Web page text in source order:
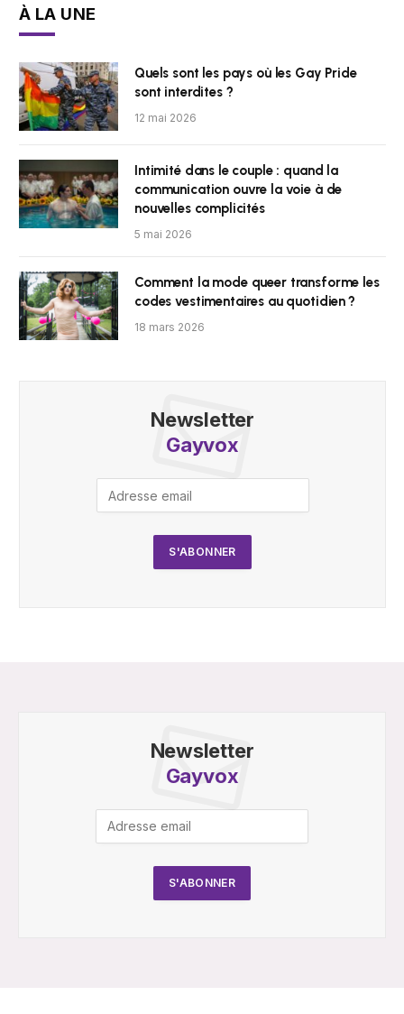
À LA UNE
Quels sont les pays où les Gay Pride
sont interdites ?
12 mai 2026
Intimité dans le couple : quand la
communication ouvre la voie à de
nouvelles complicités
5 mai 2026
Comment la mode queer transforme les
codes vestimentaires au quotidien ?
18 mars 2026
Newsletter
Gayvox
Newsletter
Gayvox